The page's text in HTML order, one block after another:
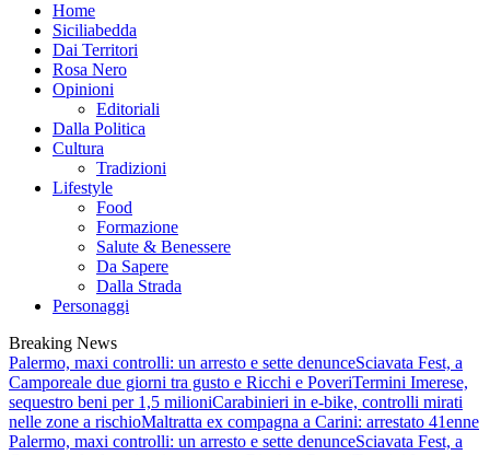
Home
Siciliabedda
Dai Territori
Rosa Nero
Opinioni
Editoriali
Dalla Politica
Cultura
Tradizioni
Lifestyle
Food
Formazione
Salute & Benessere
Da Sapere
Dalla Strada
Personaggi
Breaking News
Palermo, maxi controlli: un arresto e sette denunceSciavata Fest, a
Camporeale due giorni tra gusto e Ricchi e PoveriTermini Imerese,
sequestro beni per 1,5 milioniCarabinieri in e-bike, controlli mirati
nelle zone a rischioMaltratta ex compagna a Carini: arrestato 41enne
Palermo, maxi controlli: un arresto e sette denunceSciavata Fest, a